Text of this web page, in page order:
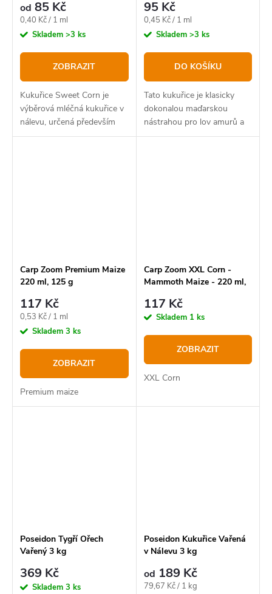
od 85 Kč
Měrná
cena:
0,40 Kč / 1 ml
Skladem >3 ks
ZOBRAZIT
Kukuřice Sweet Corn je
výběrová mléčná kukuřice v
nálevu, určená především
k použití jako nástraha, tedy
95 Kč
Měrná
cena:
0,45 Kč / 1 ml
Skladem >3 ks
DO KOŠÍKU
Tato kukuřice je klasicky
dokonalou maďarskou
nástrahou pro lov amurů a
kaprů. Je tříděná, barevná a
Carp Zoom Premium Maize
220 ml, 125 g
117 Kč
Měrná
cena:
0,53 Kč / 1 ml
Skladem 3 ks
ZOBRAZIT
Premium maize
Carp Zoom XXL Corn -
Mammoth Maize - 220 ml,
117 Kč
Skladem 1 ks
ZOBRAZIT
XXL Corn
Poseidon Tygří Ořech
Vařený 3 kg
369 Kč
Skladem 3 ks
Poseidon Kukuřice Vařená
v Nálevu 3 kg
od 189 Kč
Měrná
79,67 Kč / 1 kg